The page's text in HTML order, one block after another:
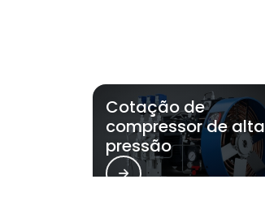
Cotação de
compressor de alta
pressão